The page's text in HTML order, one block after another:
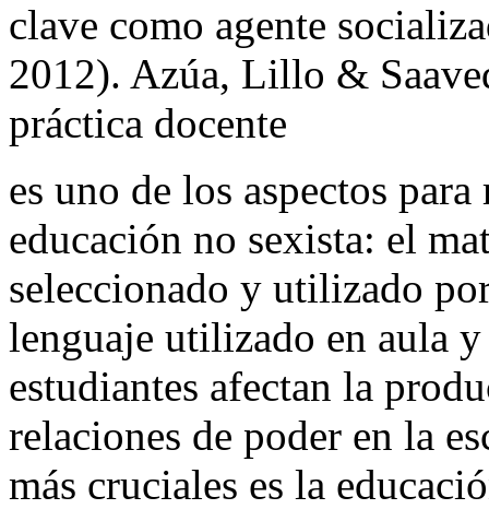
clave como agente
2012). Azúa, Lillo &
práctica docente
es uno de los aspectos
educación no sexista: el
seleccionado y utilizado
lenguaje utilizado en aula
estudiantes afectan la
relaciones de poder en la
más cruciales es la